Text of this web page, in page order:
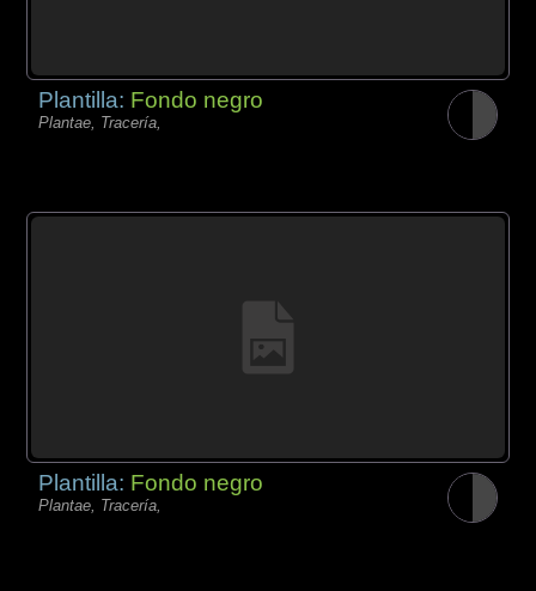
Plantilla: Fondo negro
Plantae, Tracería,
Plantilla: Fondo negro
Plantae, Tracería,